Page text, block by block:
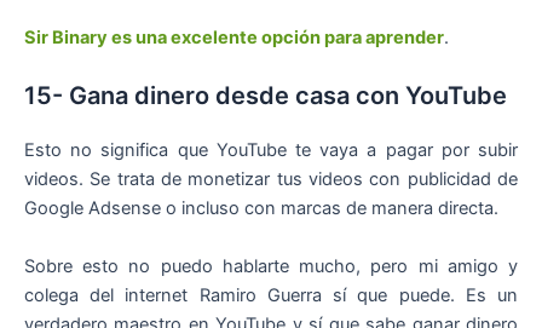
Sir Binary es una excelente opción para aprender.
15- Gana dinero desde casa con YouTube
Esto no significa que YouTube te vaya a pagar por subir
videos. Se trata de monetizar tus videos con publicidad de
Google Adsense o incluso con marcas de manera directa.
Sobre esto no puedo hablarte mucho, pero mi amigo y
colega del internet Ramiro Guerra sí que puede. Es un